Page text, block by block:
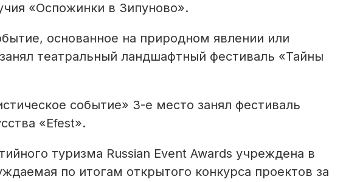
«Оспожинки в Зипуново».
основанное на природном явлении или
театральный ландшафтный фестиваль «Тайны
событие» 3-е место занял фестиваль
«Efest».
туризма Russian Event Awards учреждена в
по итогам открытого конкурса проектов за